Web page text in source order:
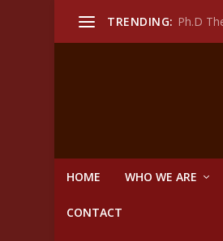
TRENDING: Ph.D
HOME WHO WE ARE
CONTACT